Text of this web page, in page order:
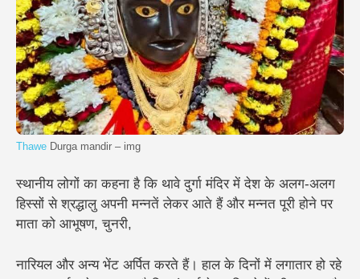
Thawe Durga mandir – img
स्थानीय लोगों का कहना है कि थावे दुर्गा मंदिर में देश के अलग-अलग
हिस्सों से श्रद्धालु अपनी मन्नतें लेकर आते हैं और मन्नत पूरी होने पर
माता को आभूषण, चुनरी,
नारियल और अन्य भेंट अर्पित करते हैं। हाल के दिनों में लगातार हो रहे